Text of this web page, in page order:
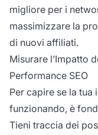
migliore per i
massimizzare la
di nuovi affiliati.
Misurare l’Impatto
Performance SEO
Per capire se la tua
funzionando, è
Tieni traccia dei